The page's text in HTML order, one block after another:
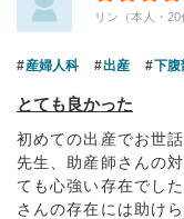
リン（本人・20
産婦人科 出産 下腹
とても良かった
初めての出産でお世
先生、助産師さんの
ても心強い存在でし
さんの存在には助け